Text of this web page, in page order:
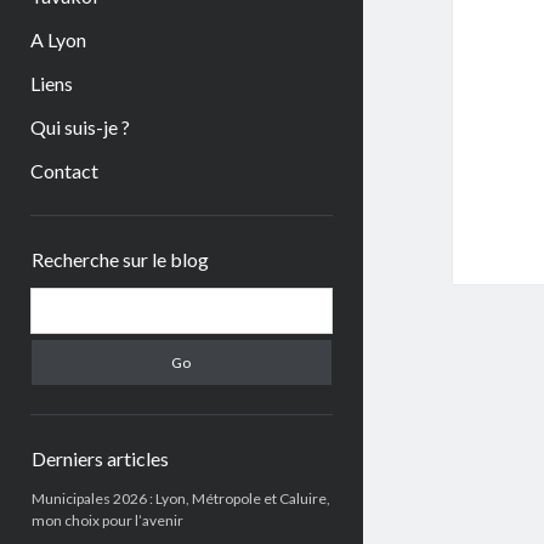
A Lyon
Liens
Qui suis-je ?
Contact
Recherche sur le blog
Derniers articles
Municipales 2026 : Lyon, Métropole et Caluire,
mon choix pour l’avenir